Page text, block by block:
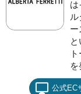
は
ー
を
公式EC